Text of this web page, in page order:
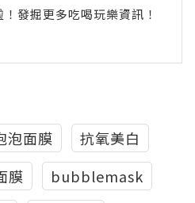
發掘更多吃喝玩樂資訊！
泡面膜
抗氧美白
膜
bubblemask